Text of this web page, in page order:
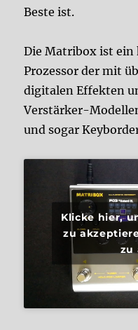
Beste ist.
Die Matribox ist
Prozessor der mit
digitalen Effekten
Verstärker-
und sogar
Klicke hier,
zu
zu